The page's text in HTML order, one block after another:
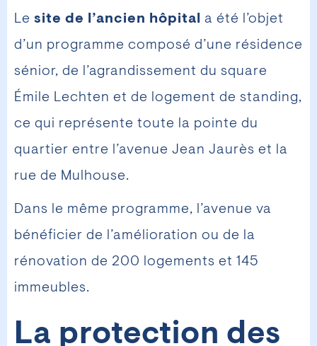
Le site de l’ancien hôpital a été l’objet
d’un programme composé d’une résidence
sénior, de l’agrandissement du square
Émile Lechten et de logement de standing,
ce qui représente toute la pointe du
quartier entre l’avenue Jean Jaurès et la
rue de Mulhouse.
Dans le même programme, l’avenue va
bénéficier de l’amélioration ou de la
rénovation de 200 logements et 145
immeubles.
La protection des